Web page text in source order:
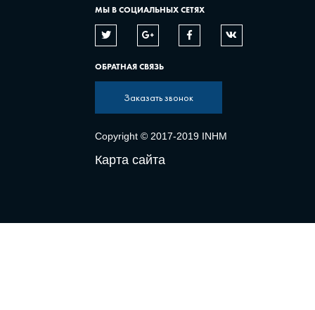
МЫ В СОЦИАЛЬНЫХ СЕТЯХ
ОБРАТНАЯ СВЯЗЬ
Заказать звонок
Copyright © 2017-2019 INHM
Карта сайта